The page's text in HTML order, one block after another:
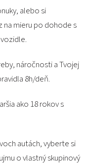
alebo si
na mieru po dohode s
náročnosti a Tvojej
8h/deň.
ako 18 rokov s
autách, vyberte si
o vlastný skupinový